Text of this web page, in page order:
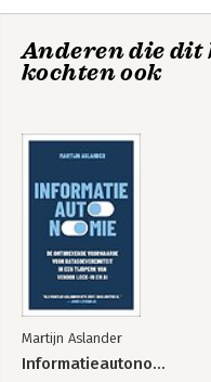
Literatuurlijst 169
Anderen die dit
kochten ook
Martijn Aslander
Informatieautonomie